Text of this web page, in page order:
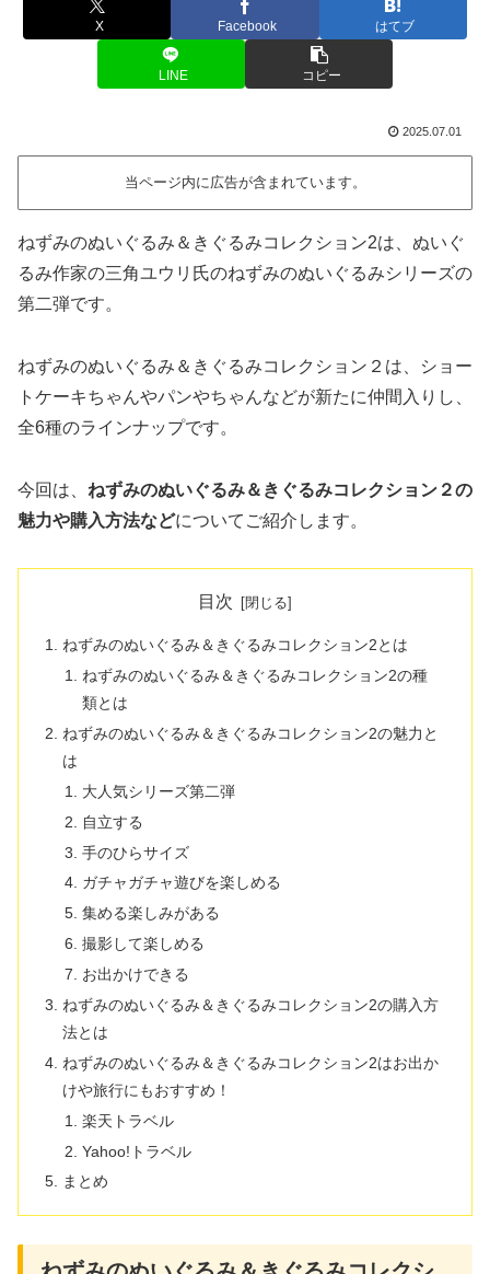
X Facebook はてブ
LINE コピー
2025.07.01
当ページ内に広告が含まれています。
ねずみのぬいぐるみ＆きぐるみコレクション2は、ぬいぐ
るみ作家の三角ユウリ氏のねずみのぬいぐるみシリーズの
第二弾です。
ねずみのぬいぐるみ＆きぐるみコレクション２は、ショー
トケーキちゃんやパンやちゃんなどが新たに仲間入りし、
全6種のラインナップです。
今回は、 ねずみのぬいぐるみ＆きぐるみコレクション２の
魅力や購入方法などについてご紹介します。
目次
ねずみのぬいぐるみ＆きぐるみコレクション2とは
ねずみのぬいぐるみ＆きぐるみコレクション2の種
類とは
ねずみのぬいぐるみ＆きぐるみコレクション2の魅力と
は
大人気シリーズ第二弾
自立する
手のひらサイズ
ガチャガチャ遊びを楽しめる
集める楽しみがある
撮影して楽しめる
お出かけできる
ねずみのぬいぐるみ＆きぐるみコレクション2の購入方
法とは
ねずみのぬいぐるみ＆きぐるみコレクション2はお出か
けや旅行にもおすすめ！
楽天トラベル
Yahoo!トラベル
まとめ